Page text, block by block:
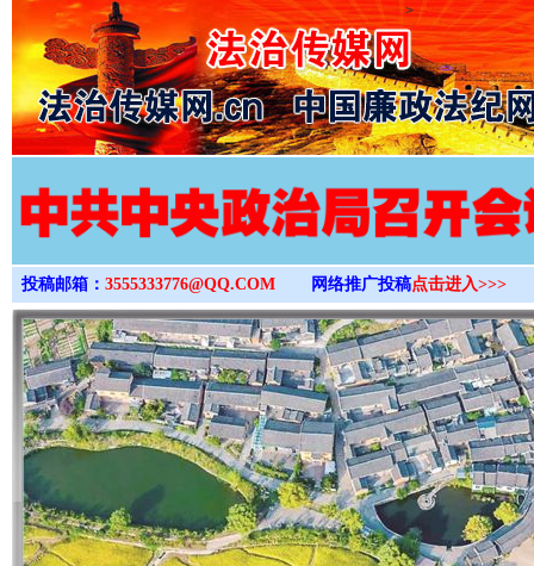
>
投稿邮箱： 3555333776@QQ.COM 网络推广投稿点击进入>>>